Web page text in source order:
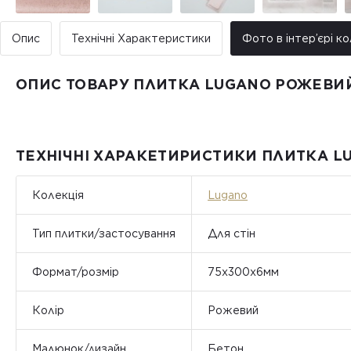
Опис Технічні Характеристики Фото в інтер’єрі
ОПИС ТОВАРУ ПЛИТКА LUGANO
ТЕХНІЧНІ ХАРАКЕТИРИСТИКИ ПЛИТКА
Колекція Lugano
Тип плитки/застосування Для стін
Формат/розмір 75x300x6мм
Колір Рожевий